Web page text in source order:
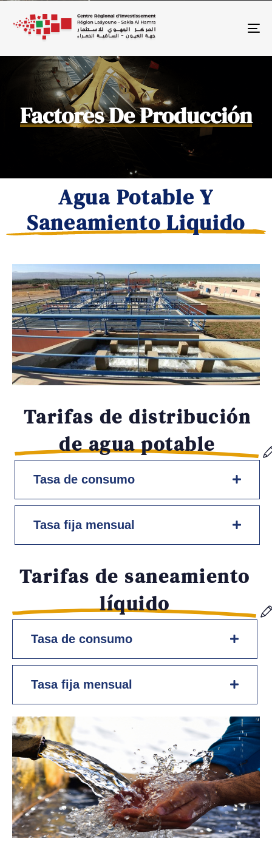
Factores De Producción
Agua Potable Y
Saneamiento Liquido
Tarifas de distribución
de agua potable
Tasa de consumo
Tasa fija mensual
Tarifas de saneamiento
líquido
Tasa de consumo
Tasa fija mensual